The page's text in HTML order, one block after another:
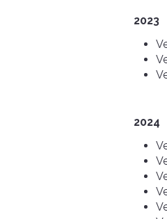
2023
2024